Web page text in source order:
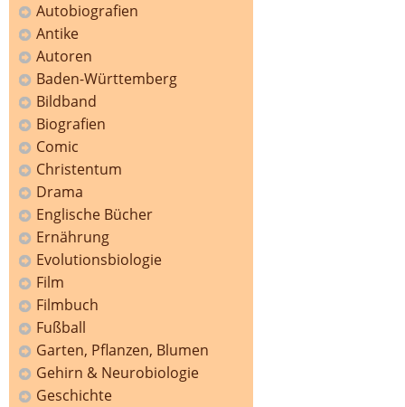
Autobiografien
Antike
Autoren
Baden-Württemberg
Bildband
Biografien
Comic
Christentum
Drama
Englische Bücher
Ernährung
Evolutionsbiologie
Film
Filmbuch
Fußball
Garten, Pflanzen, Blumen
Gehirn & Neurobiologie
Geschichte